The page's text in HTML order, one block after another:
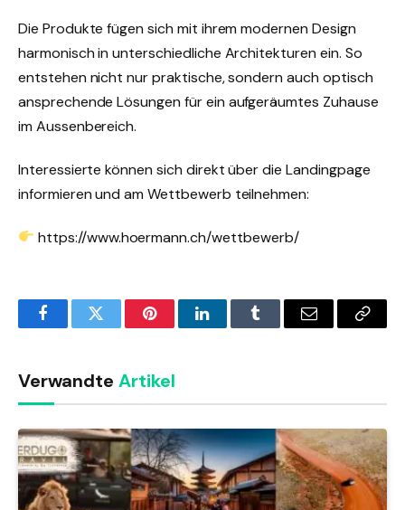
Die Produkte fügen sich mit ihrem modernen Design
harmonisch in unterschiedliche Architekturen ein. So
entstehen nicht nur praktische, sondern auch optisch
ansprechende Lösungen für ein aufgeräumtes Zuhause
im Aussenbereich.
Interessierte können sich direkt über die Landingpage
informieren und am Wettbewerb teilnehmen:
https://www.hoermann.ch/wettbewerb/
FacebookTwitter PinterestLinkedInTumblr Email
Copy
Verwandte Artikel